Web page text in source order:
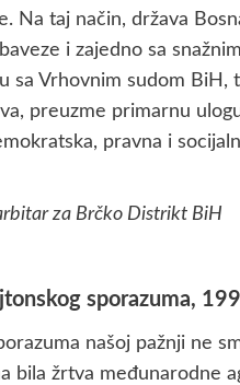
Na taj način, država
i zajedno sa
sa Vrhovnim sudom
preuzme primarnu
pravna i
za Brčko Distrikt BiH
sporazuma,
našoj pažnji ne
bila žrtva međunarodne